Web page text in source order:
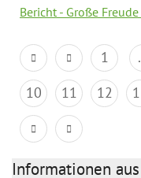
Bericht - Große
1
10
11 12
Informationen